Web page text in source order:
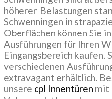
höheren Belastungen
Schwenningen in
Oberflächen können Sie
Ausführungen für Ihren
Eingangsbereich kaufen.
verschiedenen
extravagant erhältlich.
unsere cpl Innentüren mit